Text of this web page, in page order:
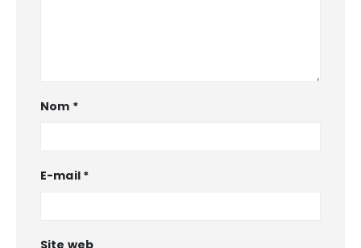
Nom *
E-mail *